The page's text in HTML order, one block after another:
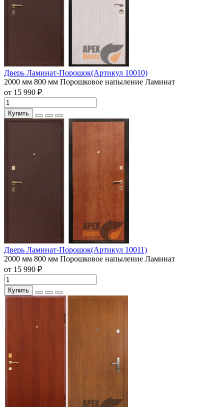
Дверь Ламинат-Порошок(Артикул 10010)
2000 мм 800 мм Порошковое напыление Ламинат
от 15 990 ₽
Купить
Дверь Ламинат-Порошок(Артикул 10011)
2000 мм 800 мм Порошковое напыление Ламинат
от 15 990 ₽
Купить